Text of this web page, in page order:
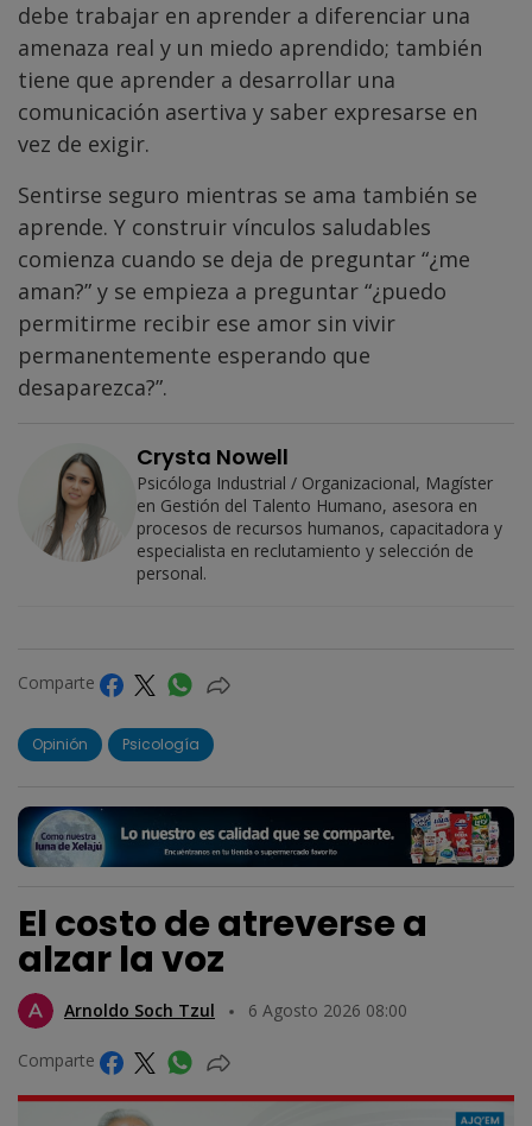
debe trabajar en aprender a diferenciar una
amenaza real y un miedo aprendido; también
tiene que aprender a desarrollar una
comunicación asertiva y saber expresarse en
vez de exigir.
Sentirse seguro mientras se ama también se
aprende. Y construir vínculos saludables
comienza cuando se deja de preguntar “¿me
aman?” y se empieza a preguntar “¿puedo
permitirme recibir ese amor sin vivir
permanentemente esperando que
desaparezca?”.
Crysta Nowell
Psicóloga Industrial / Organizacional, Magíster
en Gestión del Talento Humano, asesora en
procesos de recursos humanos, capacitadora y
especialista en reclutamiento y selección de
personal.
Comparte
Opinión Psicología
El costo de atreverse a
alzar la voz
Arnoldo Soch Tzul 6 Agosto 2026 08:00
Comparte